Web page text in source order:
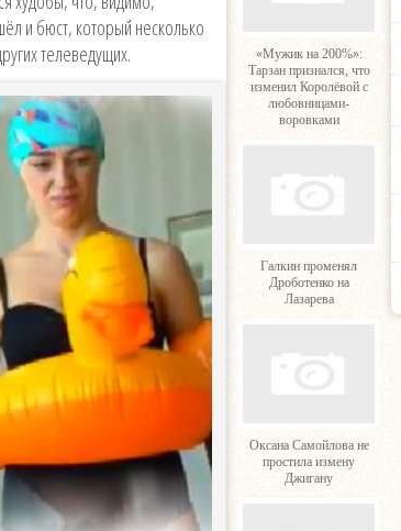
и бюст, который несколько
телеведущих.
«Мужик на 200%»:
Тарзан признался, что
изменил Королёвой с
любовницами-
воровками
Галкин променял
Дроботенко на
Лазарева
Оксана Самойлова не
простила измену
Джигану